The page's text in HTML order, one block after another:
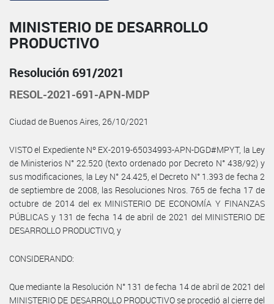
MINISTERIO DE DESARROLLO
PRODUCTIVO
Resolución 691/2021
RESOL-2021-691-APN-MDP
Ciudad de Buenos Aires, 26/10/2021
VISTO el Expediente Nº EX-2019-65034993-APN-DGD#MPYT, la Ley
de Ministerios N° 22.520 (texto ordenado por Decreto N° 438/92) y
sus modificaciones, la Ley N° 24.425, el Decreto N° 1.393 de fecha 2
de septiembre de 2008, las Resoluciones Nros. 765 de fecha 17 de
octubre de 2014 del ex MINISTERIO DE ECONOMÍA Y FINANZAS
PÚBLICAS y 131 de fecha 14 de abril de 2021 del MINISTERIO DE
DESARROLLO PRODUCTIVO, y
CONSIDERANDO:
Que mediante la Resolución N° 131 de fecha 14 de abril de 2021 del
MINISTERIO DE DESARROLLO PRODUCTIVO se procedió al cierre del